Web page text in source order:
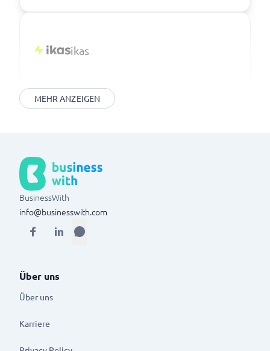
ikas
MEHR ANZEIGEN
BusinessWith
info@businesswith.com
Über uns
Über uns
Karriere